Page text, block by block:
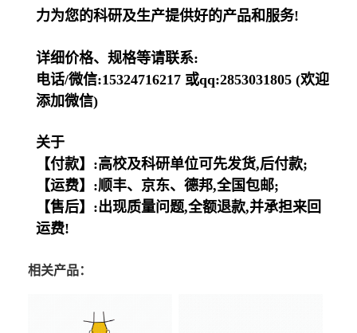
力为您的科研及生产提供好的产品和服务!
详细价格、规格等请联系:
电话/微信:15324716217 或qq:2853031805 (欢迎
添加微信)
关于
【付款】:高校及科研单位可先发货,后付款;
【运费】:顺丰、京东、德邦,全国包邮;
【售后】:出现质量问题,全额退款,并承担来回
运费!
相关产品：